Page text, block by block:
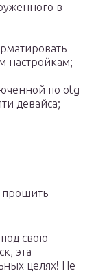
в
настройкам;
по otg
девайса;
прошить
свою
эта
целях! Не